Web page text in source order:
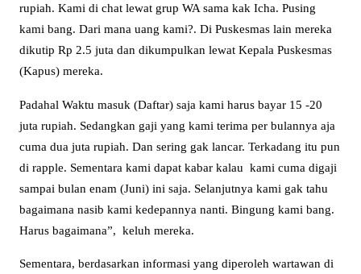
rupiah. Kami di chat lewat grup WA sama kak Icha. Pusing
kami bang. Dari mana uang kami?. Di Puskesmas lain mereka
dikutip Rp 2.5 juta dan dikumpulkan lewat Kepala Puskesmas
(Kapus) mereka.
Padahal Waktu masuk (Daftar) saja kami harus bayar 15 -20
juta rupiah. Sedangkan gaji yang kami terima per bulannya aja
cuma dua juta rupiah. Dan sering gak lancar. Terkadang itu pun
di rapple. Sementara kami dapat kabar kalau kami cuma digaji
sampai bulan enam (Juni) ini saja. Selanjutnya kami gak tahu
bagaimana nasib kami kedepannya nanti. Bingung kami bang.
Harus bagaimana”, keluh mereka.
Sementara, berdasarkan informasi yang diperoleh wartawan di